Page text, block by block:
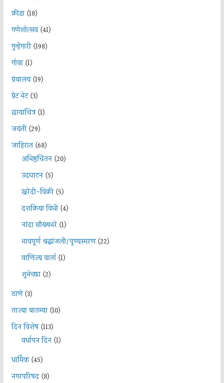
क्रीडा(18)
गणेशोत्सव(41)
गुन्हेगारी(198)
गोवा(1)
ग्रंथालय(19)
ग्रेट भेट(3)
छायाचित्र(1)
जयंती(29)
जाहिरात(68)
अभिष्ठचिंतन(20)
उदघाटन(5)
खरेदी-विक्री(5)
दशक्रिया विधी(4)
नांदा सौख्यभरे(1)
भावपूर्ण श्रद्धांजली/पुण्यस्मरण(22)
वाणिज्य वार्ता(1)
शुभेच्छा(2)
ठाणे(3)
ताज्या बातम्या(10)
दिन विशेष(113)
वर्धापन दिन(1)
धार्मिक(45)
नगरपरिषद(8)